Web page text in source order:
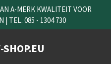
SHOP.EU
A-MERK KWALITEIT VOOR
| TEL. 085 - 1304 730